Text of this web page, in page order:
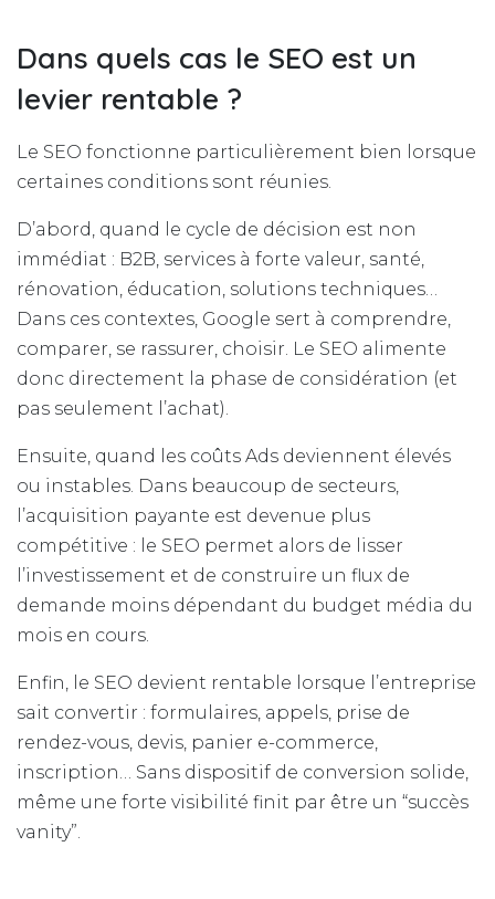
Dans quels cas le SEO est un
levier rentable ?
Le SEO fonctionne particulièrement bien lorsque
certaines conditions sont réunies.
D’abord, quand le cycle de décision est non
immédiat : B2B, services à forte valeur, santé,
rénovation, éducation, solutions techniques…
Dans ces contextes, Google sert à comprendre,
comparer, se rassurer, choisir. Le SEO alimente
donc directement la phase de considération (et
pas seulement l’achat).
Ensuite, quand les coûts Ads deviennent élevés
ou instables. Dans beaucoup de secteurs,
l’acquisition payante est devenue plus
compétitive : le SEO permet alors de lisser
l’investissement et de construire un flux de
demande moins dépendant du budget média du
mois en cours.
Enfin, le SEO devient rentable lorsque l’entreprise
sait convertir : formulaires, appels, prise de
rendez-vous, devis, panier e-commerce,
inscription… Sans dispositif de conversion solide,
même une forte visibilité finit par être un “succès
vanity”.